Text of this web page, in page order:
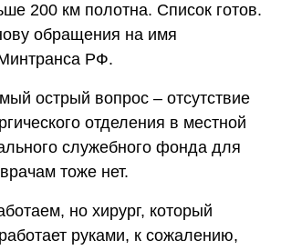
200 км полотна. Список готов.
обращения на имя
РФ.
острый вопрос – отсутствие
отделения в местной
служебного фонда для
тоже нет.
но хирург, который
руками, к сожалению,